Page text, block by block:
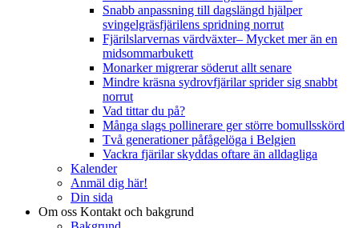
Snabb anpassning till dagslängd hjälper
svingelgräsfjärilens spridning norrut
Fjärilslarvernas värdväxter– Mycket mer än en
midsommarbukett
Monarker migrerar söderut allt senare
Mindre kräsna sydrovfjärilar sprider sig snabbt
norrut
Vad tittar du på?
Många slags pollinerare ger större bomullsskörd
Två generationer påfågelöga i Belgien
Vackra fjärilar skyddas oftare än alldagliga
Kalender
Anmäl dig här!
Din sida
Om oss Kontakt och bakgrund